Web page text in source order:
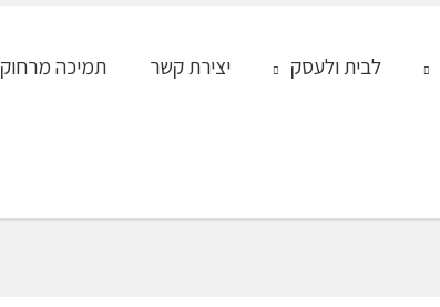
לבית ולעסק יצירת קשר תמיכה מרחוק